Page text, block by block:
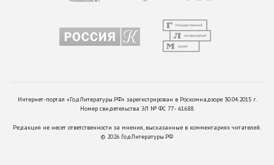
Интернет-портал «ГодЛитературы.РФ» зарегистрирован в Роскомнадзоре 30.04.2015 г.
Номер свидетельства ЭЛ № ФС 77 - 61688.
Редакция не несет ответственности за мнения, высказанные в комментариях читателей.
© 2026 ГодЛитературы.РФ